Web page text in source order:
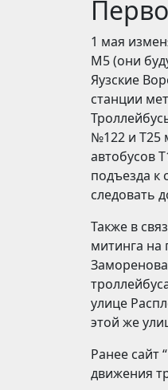
1 мая
М5 (они
Яузские
станции
№122 и Т25
автобусов
подъезда к
следовать
Также в
митинга на
улице
этой же
Ранее сайт
движения